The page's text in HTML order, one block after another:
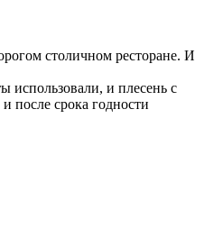
столичном ресторане. И
и плесень с
после срока годности